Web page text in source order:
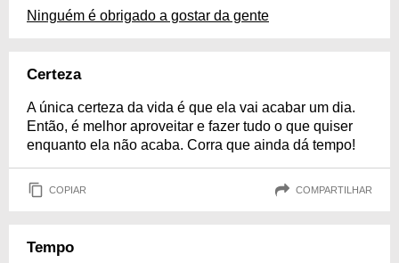
Ninguém é obrigado a gostar da gente
Certeza
A única certeza da vida é que ela vai acabar um dia.
Então, é melhor aproveitar e fazer tudo o que quiser
enquanto ela não acaba. Corra que ainda dá tempo!
COPIAR COMPARTILHAR
Tempo